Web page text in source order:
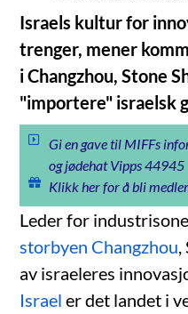
Israels kultur for
trenger, mener
i Changzhou, Stone
"importere" israelsk
Gi en gave til MIFFs
og jødehat Vipps 44945
Klikk her for å bli
Leder for
storbyen Changzhou
av israeleres
Israel er det landet i